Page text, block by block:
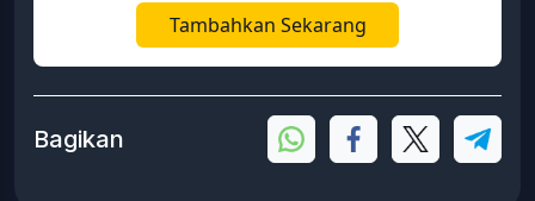
Tambahkan Sekarang
Bagikan